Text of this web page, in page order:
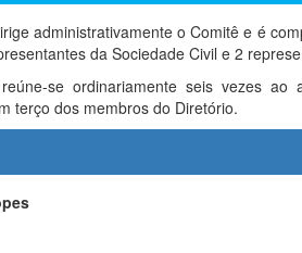
administrativamente o Comitê e é
da Sociedade Civil e 2
se ordinariamente seis vezes
terço dos membros do Diretório.